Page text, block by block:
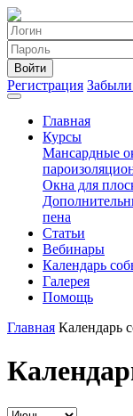
Войти
Регистрация
Главная
Курсы
Мансардные
Окна для
пена
Статьи
Вебинары
Календарь
Галерея
Помощь
Главная Календарь